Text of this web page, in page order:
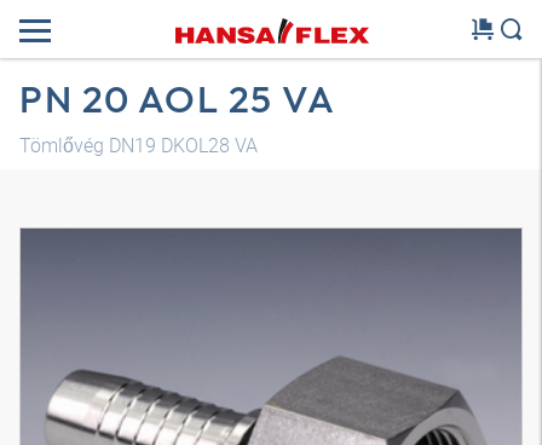
PN 20 AOL 25 VA
Tömlővég DN19 DKOL28 VA